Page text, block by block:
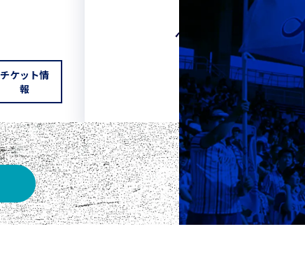
チケット情
報
ベスト電器スタジアム
チケット情報